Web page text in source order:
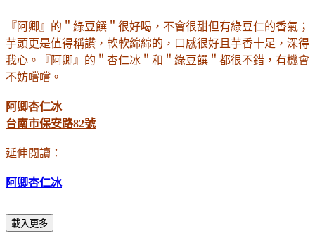
『阿卿』的＂綠豆饌＂很好喝，不會很甜但有綠豆仁的香氣；
芋頭更是值得稱讚，軟軟綿綿的，口感很好且芋香十足，深得
我心。『阿卿』的＂杏仁冰＂和＂綠豆饌＂都很不錯，有機會
不妨嚐嚐。
阿卿杏仁冰
台南市保安路82號
延伸閱讀：
阿卿杏仁冰
載入更多